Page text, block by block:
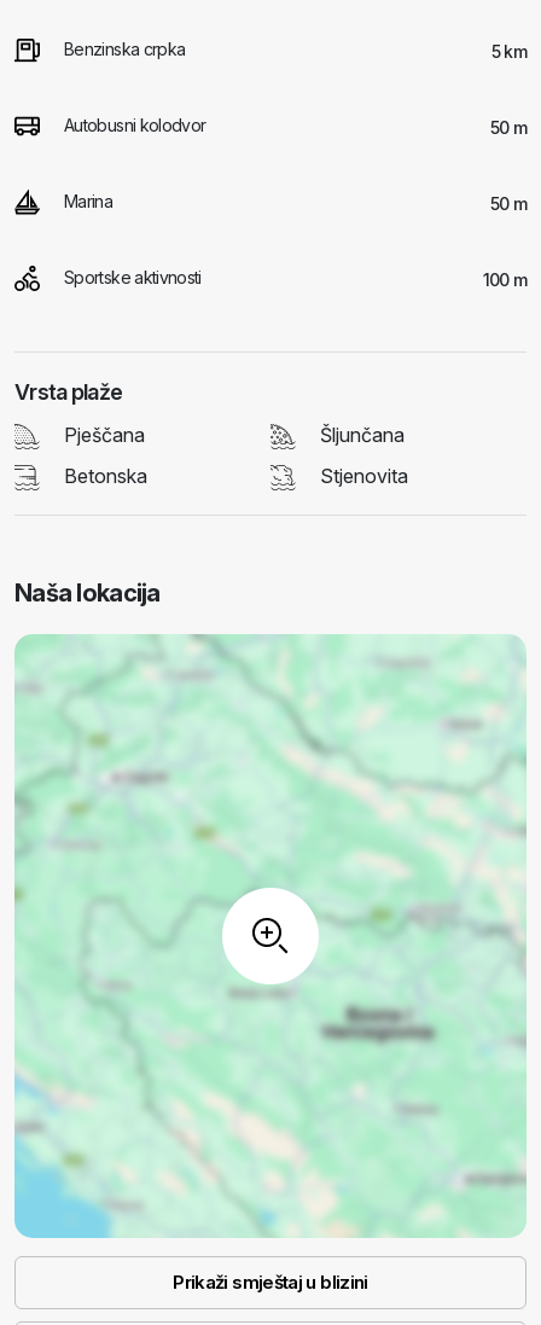
Benzinska crpka 5 km
Autobusni kolodvor 50 m
Marina 50 m
Sportske aktivnosti 100 m
Vrsta plaže
Pješčana
Šljunčana
Betonska
Stjenovita
Naša lokacija
Prikaži smještaj u blizini